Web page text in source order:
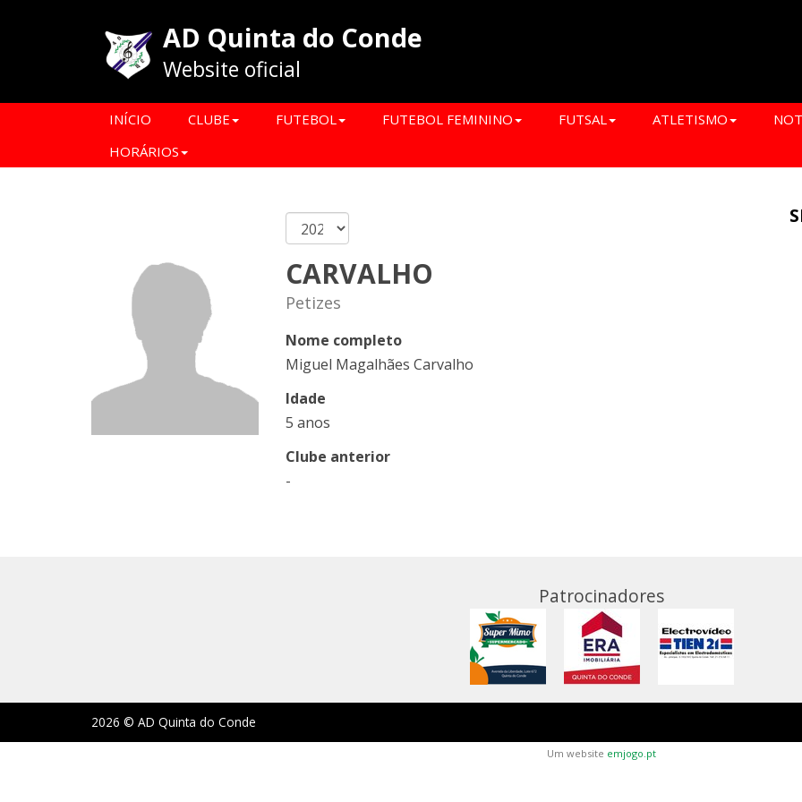
AD Quinta do Conde
Website oficial
INÍCIO CLUBE FUTEBOL FUTEBOL FEMININO FUTSAL ATLETISMO
HORÁRIOS
CARVALHO
Petizes
Nome completo
Miguel Magalhães Carvalho
Idade
5 anos
Clube anterior
-
Patrocinadores
2026 © AD Quinta do Conde
Um website emjogo.pt